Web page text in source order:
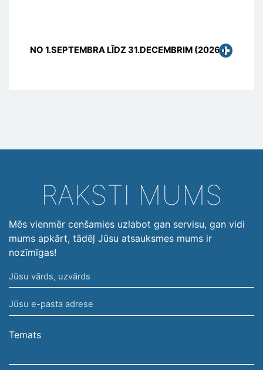
NO 1.SEPTEMBRA LĪDZ 31.DECEMBRIM (2026.)
RAKSTI MUMS
Mēs vienmēr cenšamies uzlabot gan servisu, gan vidi
mums apkārt, tādēļ Jūsu atsauksmes mums ir
nozīmīgas!
Jūsu
vārds,
uzvārds
Jūsu
e-
pasta
Temats